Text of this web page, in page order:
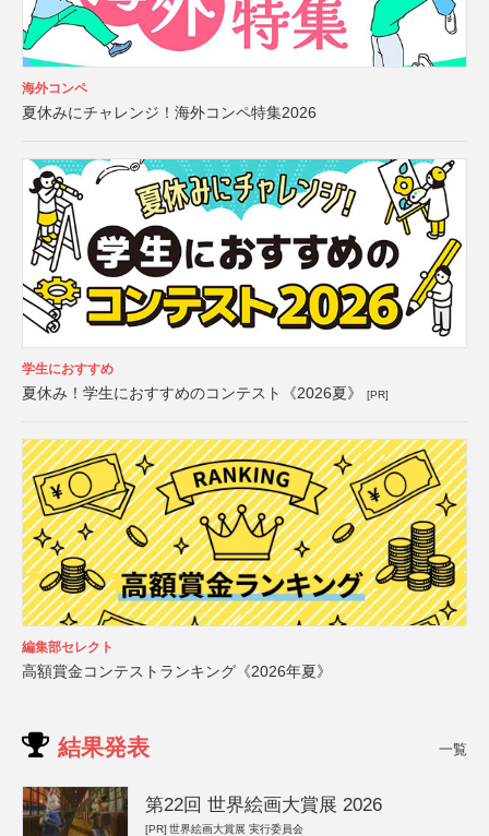
海外コンペ
夏休みにチャレンジ！海外コンペ特集2026
学生におすすめ
夏休み！学生におすすめのコンテスト《2026夏》 [PR]
編集部セレクト
高額賞金コンテストランキング《2026年夏》
結果発表 一覧
第22回 世界絵画大賞展 2026
[PR] 世界絵画大賞展 実行委員会